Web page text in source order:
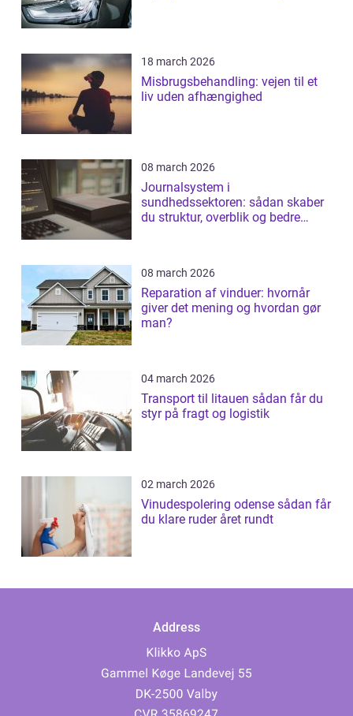
18 march 2026
Misbrugsbehandling: vejen til et
liv uden afhængighed
08 march 2026
Journalsystem i
sundhedssektoren: sådan skaber
du struktur, overblik og bedre
08 march 2026
Reparation af vinduer: hvornår
giver det mening og hvordan gør
man?
04 march 2026
Transport til litauen sådan får du
styr på fragt og logistik
02 march 2026
Vinudespolering odense sådan får
du klare ruder året rundt
Address